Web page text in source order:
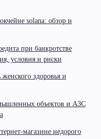
solana: обзор и
при банкротстве
условия и риски
женского здоровья и
объектов и АЗС
магазине недорого